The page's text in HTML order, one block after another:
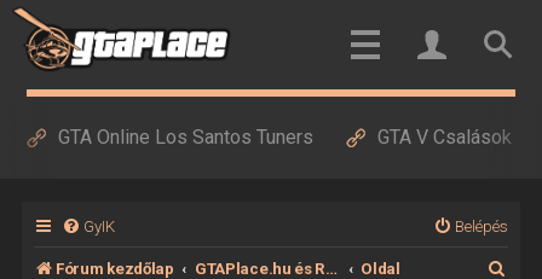
GTA Online Los Santos Tuners GTA V Csalások
GyIK Belépés
Fórum kezdőlap GTAPlace.hu és RedDeadPlace.hu Oldal